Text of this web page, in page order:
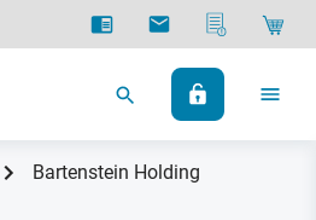
Bartenstein Holding